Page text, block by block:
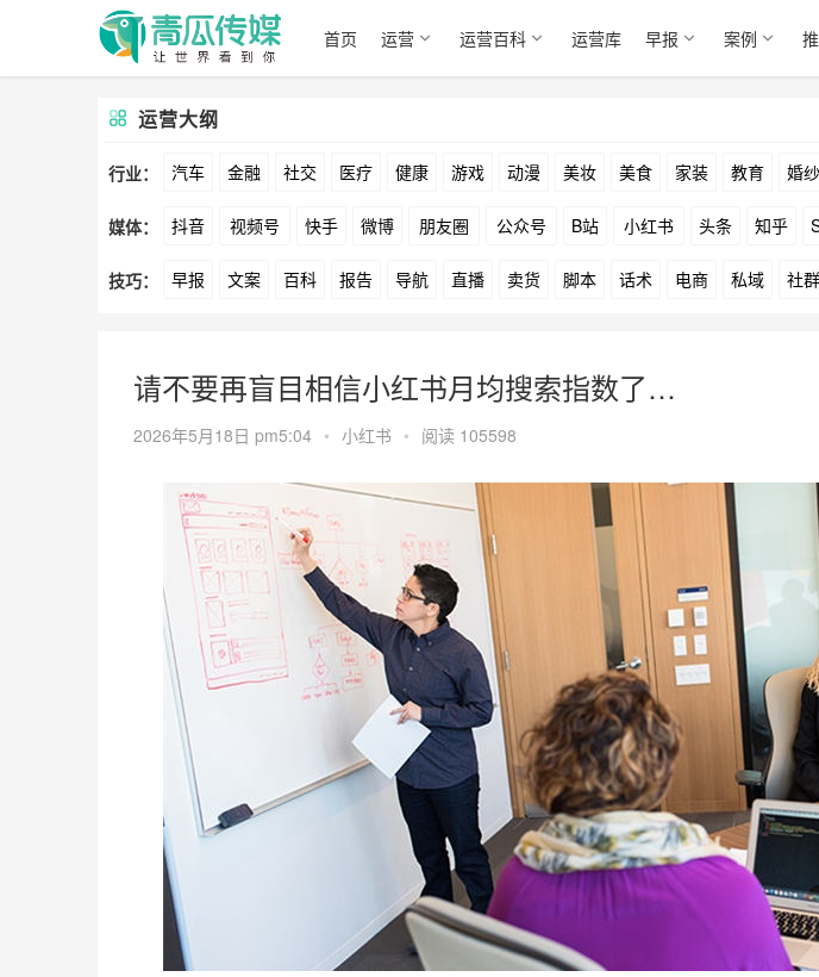
首页 运营 运营百科 运营库 早报 案例
运营大纲
行业： 汽车 金融 社交 医疗 健康 游戏 动漫 美妆 美食 家装 教育 婚纱
文娱 跨境 科技 广告 元宇宙 房地产
媒体： 抖音 视频号 快手 微博 朋友圈 公众号 B站 小红书 头条 知乎
爱奇艺 美柚 美图 最右 神马 谷歌 Facebook Tiktok YouTube
技巧： 早报 文案 百科 报告 导航 直播 卖货 脚本 话术 电商 私域 社群
请不要再盲目相信小红书月均搜索指数了…
2026年5月18日 pm5:04 • 小红书 • 阅读 105598